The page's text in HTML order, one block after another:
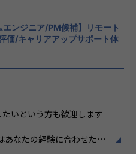
る環境です。
現在子育て中の社員は12
。リモートであってもチャ
からです。「人を辞めさ
う考えがあるのでトラブ
決に動きます。一人孤独に
んのでご安心ください。
、エンジニアが定着する
になる会社を創りたい」
、現在子育て中の社員は12
アを過小評価せず、スキル
リモートであってもチャ
るからです。「人を辞めさ
に動きます。一人孤独に
、エンジニアが定着する
になる会社を創りたい」
ァーストの風土が根付いて
想策定支援
ム刷新プロジェクト
支援プロダクトの企画開
ットマネジメントシステ
の高いインフラ基盤の設
as Codeの実践
エンジニア/PM候補】リモート
価/キャリアアップサポート体
いという方も歓迎します
あなたの経験に合わせた業